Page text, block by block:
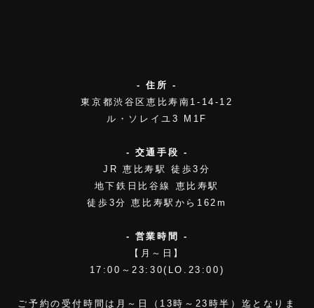
- 住所 -
東京都渋谷区恵比寿南1-14-12
ル・ソレイユ3 M1F
- 交通手段 -
JR 恵比寿駅 徒歩3分
地下鉄日比谷線 恵比寿駅
徒歩3分 恵比寿駅から162m
- 営業時間 -
【月～日】
17:00～23:30(LO.23:00)
ご予約の受付時間は月～日（13時～23時半）迄となりま